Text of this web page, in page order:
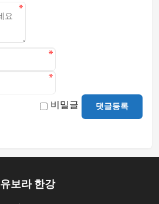
비밀글 댓글등록
유보라 한강